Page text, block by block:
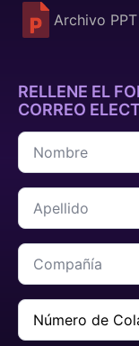
Archivo
RELLENE EL
CORREO
Nombre
Apellido
Compañía
Número
Colaboradores